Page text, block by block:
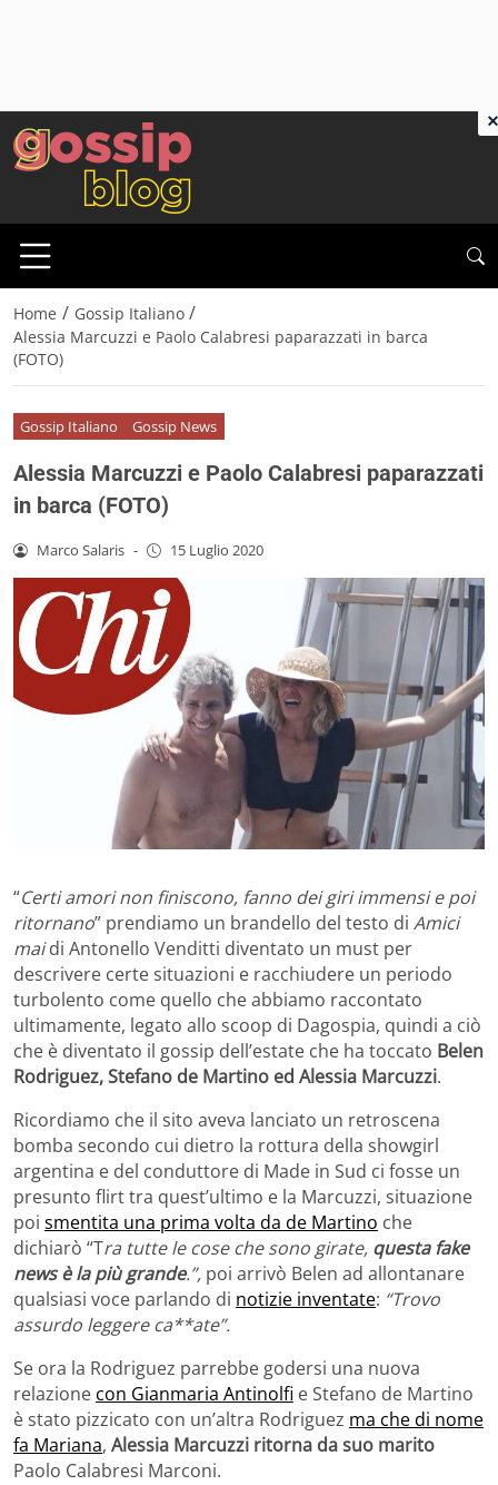
Home / Gossip Italiano /
Alessia Marcuzzi e Paolo Calabresi paparazzati in barca
(FOTO)
Gossip Italiano Gossip News
Alessia Marcuzzi e Paolo Calabresi paparazzati
in barca (FOTO)
Marco Salaris - 15 Luglio 2020
“Certi amori non finiscono, fanno dei giri immensi e poi
ritornano” prendiamo un brandello del testo di Amici
maidi Antonello Venditti diventato un must per
descrivere certe situazioni e racchiudere un periodo
turbolento come quello che abbiamo raccontato
ultimamente, legato allo scoop di Dagospia, quindi a ciò
che è diventato il gossip dell’estate che ha toccato Belen
Rodriguez, Stefano de Martino ed Alessia Marcuzzi.
Ricordiamo che il sito aveva lanciato un retroscena
bomba secondo cui dietro la rottura della showgirl
argentina e del conduttore di Made in Sud ci fosse un
presunto flirt tra quest’ultimo e la Marcuzzi, situazione
poi smentita una prima volta da de Martino che
dichiarò “Tra tutte le cose che sono girate, questa fake
news è la più grande.”, poi arrivò Belen ad allontanare
qualsiasi voce parlando di notizie inventate: “Trovo
assurdo leggere ca**ate”.
Se ora la Rodriguez parrebbe godersi una nuova
relazione con Gianmaria Antinolfi e Stefano de Martino
è stato pizzicato con un’altra Rodriguez ma che di nome
fa Mariana, Alessia Marcuzzi ritorna da suo marito
Paolo Calabresi Marconi.
×